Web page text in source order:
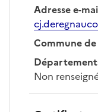
Adresse e-
Commune
Non